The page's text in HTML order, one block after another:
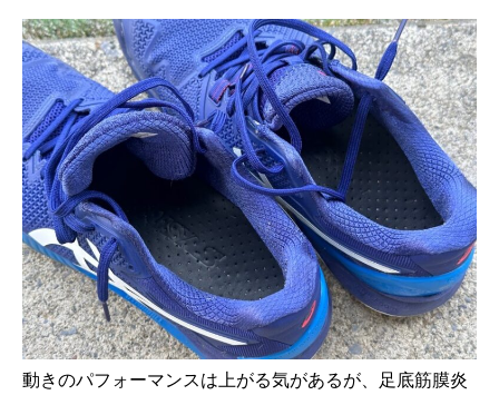
動きのパフォーマンスは上がる気があるが、足底筋膜炎